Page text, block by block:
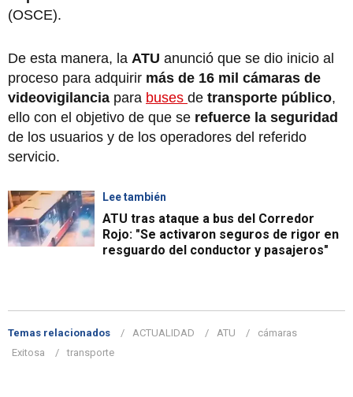
(OSCE).
De esta manera, la ATU anunció que se dio inicio al
proceso para adquirir más de 16 mil cámaras de
videovigilancia para buses de transporte público,
ello con el objetivo de que se refuerce la seguridad
de los usuarios y de los operadores del referido
servicio.
Lee también
ATU tras ataque a bus del Corredor
Rojo: "Se activaron seguros de rigor en
resguardo del conductor y pasajeros"
Temas relacionados ACTUALIDAD ATU
cámaras
Exitosa
transporte